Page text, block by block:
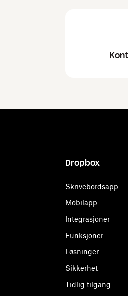
Dropbox
Skrivebordsapp
Mobilapp
Integrasjoner
Funksjoner
Løsninger
Sikkerhet
Tidlig tilgang